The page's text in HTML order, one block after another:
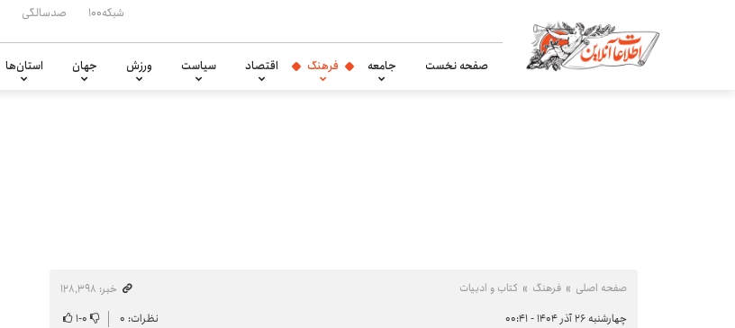
شبکه۱۰۰ صدسالگی
صفحه نخست جامعه فرهنگ اقتصاد سیاست ورزش جهان استان‌ها
صفحه اصلی فرهنگ کتاب و ادبیات
خبر: ۱۲۸٬۳۹۸
چهارشنبه ۲۶ آذر ۱۴۰۴ - ۰۰:۴۱
نظرات: ۰ ۰-۱